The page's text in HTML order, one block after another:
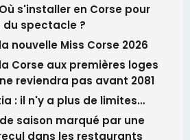
de CNI et recevez par
importantes et une sélection de